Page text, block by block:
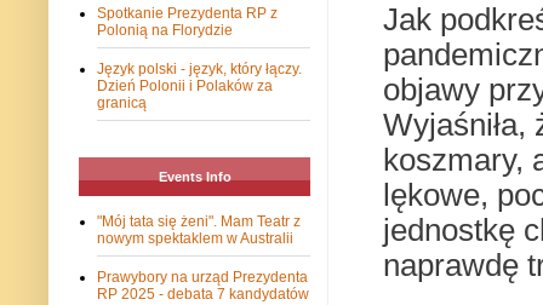
Jak
objawy
Wyjaśniła,
koszmary,
lękowe,
jednostkę
naprawdę
Spotkanie Prezydenta RP z
Polonią na Florydzie
Język polski - język, który łączy.
Dzień Polonii i Polaków za
granicą
Events Info
"Mój tata się żeni". Mam Teatr z
nowym spektaklem w Australii
Prawybory na urząd Prezydenta
RP 2025 - debata 7 kandydatów